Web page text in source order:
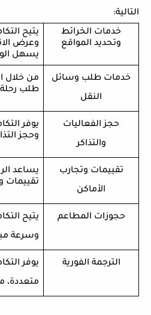
التالية:
خدمات الخرائط
وتحديد المواقع
يتيح
وعرض
يسهل
خدمات طلب وسائل
النقل
من خلال
طلب
حجز الفعاليات
والتذاكر
يوفر
وحجز
تقييمات وتجارب
الأماكن
يساعد
تقييمات
حجوزات المطاعم يتيح
وسرعة
الترجمة الفورية يوفر
متعددة،